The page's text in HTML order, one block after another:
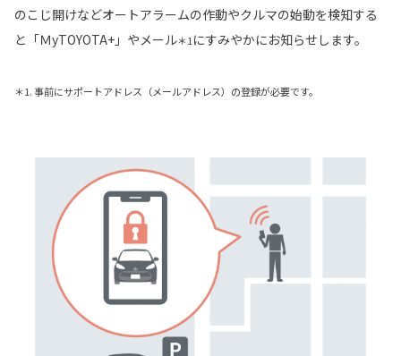
のこじ開けなどオートアラームの作動やクルマの始動を検知する
と「ＭyTOYOTA+」やメール＊1 にすみやかにお知らせします。
＊1. 事前にサポートアドレス（メールアドレス）の登録が必要です。